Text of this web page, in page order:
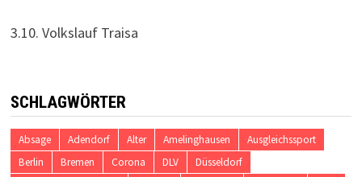
3.10. Volkslauf Traisa
SCHLAGWÖRTER
Absage Adendorf Alter Amelinghausen
Ausgleichssport
Berlin
Bremen Corona DLV
Düsseldorf